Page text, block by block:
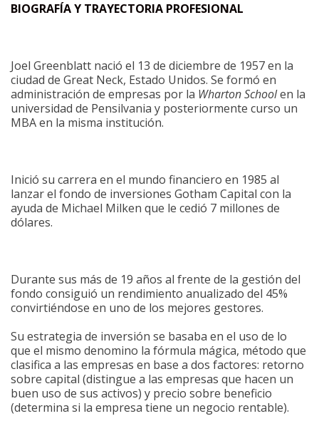
BIOGRAFÍA Y TRAYECTORIA PROFESIONAL
Joel Greenblatt nació el 13 de diciembre de 1957 en la
ciudad de Great Neck, Estado Unidos. Se formó en
administración de empresas por la Wharton Schoolen la
universidad de Pensilvania y posteriormente curso un
MBA en la misma institución.
Inició su carrera en el mundo financiero en 1985 al
lanzar el fondo de inversiones Gotham Capital con la
ayuda de Michael Milken que le cedió 7 millones de
dólares.
Durante sus más de 19 años al frente de la gestión del
fondo consiguió un rendimiento anualizado del 45%
convirtiéndose en uno de los mejores gestores.
Su estrategia de inversión se basaba en el uso de lo
que el mismo denomino la fórmula mágica, método que
clasifica a las empresas en base a dos factores: retorno
sobre capital (distingue a las empresas que hacen un
buen uso de sus activos) y precio sobre beneficio
(determina si la empresa tiene un negocio rentable).